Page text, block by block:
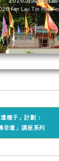
遺種子」計劃：
非遺」講座系列